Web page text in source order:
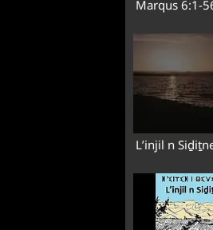
Marqus 6:1-
Lʼinjil n